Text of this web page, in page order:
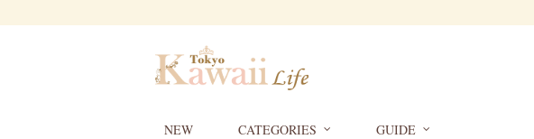
NEW CATEGORIES GUIDE